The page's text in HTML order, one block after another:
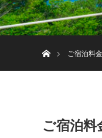
ご宿泊料
ご宿泊料